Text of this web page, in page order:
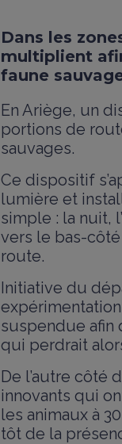
Dans les
multiplient
faune
En Ariège, un
portions de
sauvages.
Ce dispositif
lumière et
simple : la nuit,
vers le bas-
route.
Initiative du
suspendue afin
qui perdrait
De l’autre côté
innovants qui
les animaux à
tôt de la